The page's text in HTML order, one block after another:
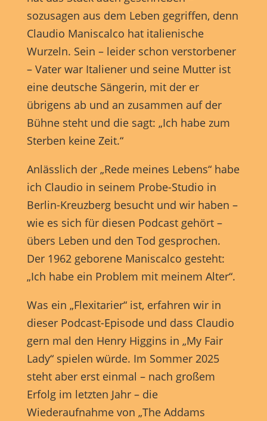
sozusagen aus dem Leben gegriffen, denn
Claudio Maniscalco hat italienische
Wurzeln. Sein – leider schon verstorbener
– Vater war Italiener und seine Mutter ist
eine deutsche Sängerin, mit der er
übrigens ab und an zusammen auf der
Bühne steht und die sagt: „Ich habe zum
Sterben keine Zeit.“
Anlässlich der „Rede meines Lebens“ habe
ich Claudio in seinem Probe-Studio in
Berlin-Kreuzberg besucht und wir haben –
wie es sich für diesen Podcast gehört –
übers Leben und den Tod gesprochen.
Der 1962 geborene Maniscalco gesteht:
„Ich habe ein Problem mit meinem Alter“.
Was ein „Flexitarier“ ist, erfahren wir in
dieser Podcast-Episode und dass Claudio
gern mal den Henry Higgins in „My Fair
Lady“ spielen würde. Im Sommer 2025
steht aber erst einmal – nach großem
Erfolg im letzten Jahr – die
Wiederaufnahme von „The Addams
Cookie-Informationen anzeigen